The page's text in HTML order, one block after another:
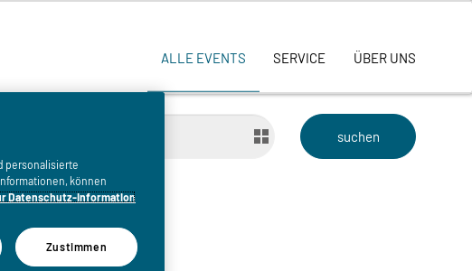
ALLE EVENTS SERVICE ÜBER UNS
personalisierte
können
Datenschutz-Information
Zustimmen